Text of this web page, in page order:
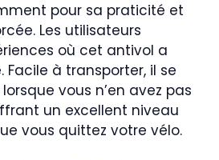
pour sa praticité et
Les utilisateurs
où cet antivol a
à transporter, il se
vous n’en avez pas
un excellent niveau
vous quittez votre vélo.